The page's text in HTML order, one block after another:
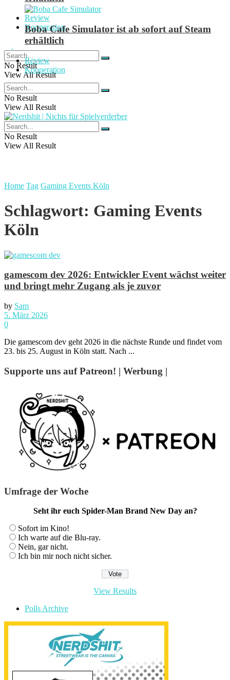
Review
Kooperation
No Result
View All Result
Boba Cafe Simulator ist ab sofort auf Steam
erhältlich
Review
Kooperation
No Result
View All Result
No Result
View All Result
Home Tag Gaming Events Köln
Schlagwort: Gaming Events
Köln
gamescom dev 2026: Entwickler Event wächst weiter
und bringt mehr Zugang als je zuvor
by Sam
5. März 2026
0
Die gamescom dev geht 2026 in die nächste Runde und findet vom
23. bis 25. August in Köln statt. Nach ...
Supporte uns auf Patreon! | Werbung |
Umfrage der Woche
Seht ihr euch Spider-Man Brand New Day an?
Sofort im Kino!
Ich warte auf die Blu-ray.
Nein, gar nicht.
Ich bin mir noch nicht sicher.
View Results
Polls Archive